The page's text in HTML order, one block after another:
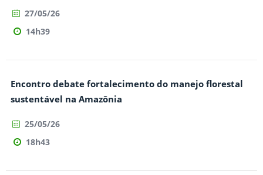
27/05/26
14h39
Encontro debate fortalecimento do manejo florestal
sustentável na Amazônia
25/05/26
18h43